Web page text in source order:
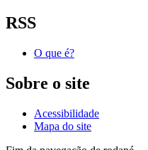
RSS
O que é?
Sobre o site
Acessibilidade
Mapa do site